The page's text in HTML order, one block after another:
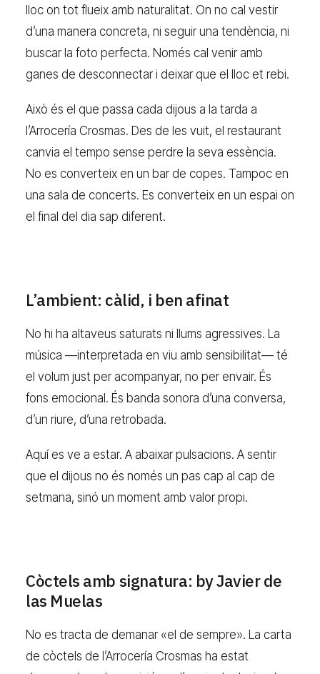
lloc on tot flueix amb naturalitat. On no cal vestir
d’una manera concreta, ni seguir una tendència, ni
buscar la foto perfecta. Només cal venir amb
ganes de desconnectar i deixar que el lloc et rebi.
Això és el que passa cada dijous a la tarda a
l’Arrocería Crosmas. Des de les vuit, el restaurant
canvia el tempo sense perdre la seva essència.
No es converteix en un bar de copes. Tampoc en
una sala de concerts. Es converteix en un espai on
el final del dia sap diferent.
L’ambient: càlid, i ben afinat
No hi ha altaveus saturats ni llums agressives. La
música —interpretada en viu amb sensibilitat— té
el volum just per acompanyar, no per envair. És
fons emocional. És banda sonora d’una conversa,
d’un riure, d’una retrobada.
Aquí es ve a estar. A abaixar pulsacions. A sentir
que el dijous no és només un pas cap al cap de
setmana, sinó un moment amb valor propi.
Còctels amb signatura: by Javier de
las Muelas
No es tracta de demanar «el de sempre». La carta
de còctels de l’Arrocería Crosmas ha estat